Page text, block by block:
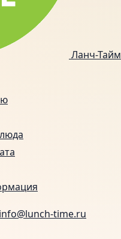
Ланч-Тайм
info@lunch-time.ru